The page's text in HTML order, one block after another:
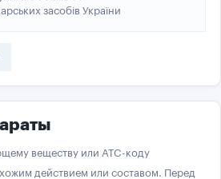
засобів України
веществу или ATC-коду
действием или составом. Перед